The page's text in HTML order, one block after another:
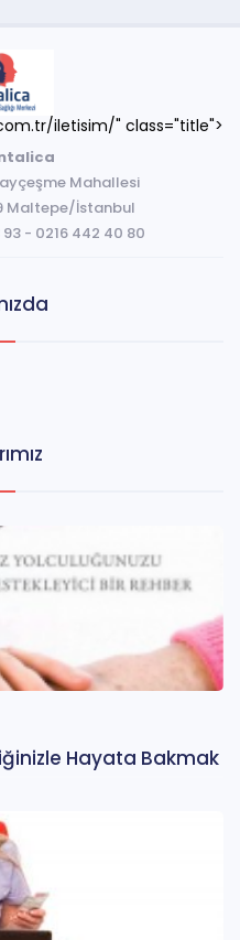
iletisim/" class="title">
Mahallesi
Maltepe/İstanbul
93 - 0216 442 40 80
Hayata Bakmak